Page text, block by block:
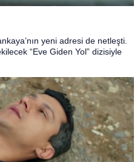
yeni adresi de netleşti.
“Eve Giden Yol” dizisiyle